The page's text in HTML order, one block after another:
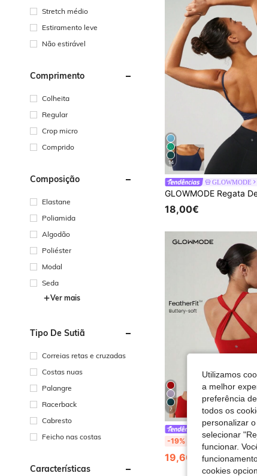
Stretch médio
Estiramento leve
Não estirável
Comprimento
Colheita
Regular
Crop micro
Comprido
Composição
Elastane
Poliamida
Algodão
Poliéster
Modal
Seda
Ver mais
Tipo De Sutiã
Correias retas e cruzadas
Costas nuas
Palangre
Racerback
Cabresto
Feicho nas costas
Características
14
GLOWMODE
18,00€
7
-19% GLOWMODE Sutiã Regata Intertwine de
19,60€ 24,49€
Utilizamos
a melhor
preferência
todos os
personalizar
selecionar
funcionar.
cookies